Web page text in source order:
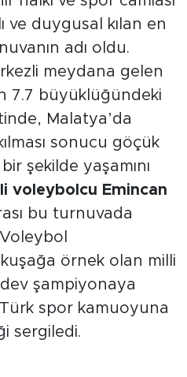
halkı ve spor camiası
ve duygusal kılan en
adı oldu.
meydana gelen
7.7 büyüklüğündeki
Malatya’da
sonucu göçük
şekilde yaşamını
voleybolcu Emincan
bu turnuvada
örnek olan milli
şampiyonaya
spor kamuoyuna